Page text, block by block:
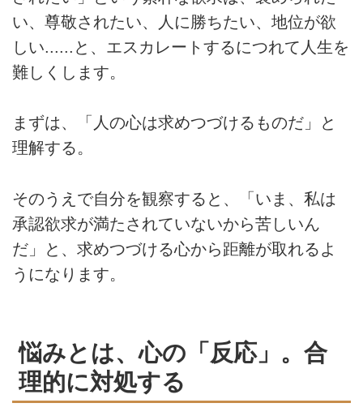
い、尊敬されたい、人に勝ちたい、地位が欲
しい......と、エスカレートするにつれて人生を
難しくします。
まずは、「人の心は求めつづけるものだ」と
理解する。
そのうえで自分を観察すると、「いま、私は
承認欲求が満たされていないから苦しいん
だ」と、求めつづける心から距離が取れるよ
うになります。
悩みとは、心の「反応」。合
理的に対処する